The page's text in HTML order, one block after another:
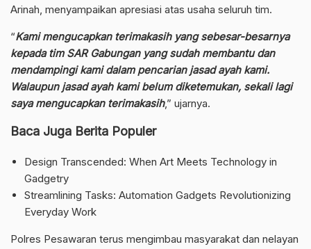
Arinah, menyampaikan apresiasi atas usaha seluruh tim.
“Kami mengucapkan terimakasih yang sebesar-besarnya
kepada tim SAR Gabungan yang sudah membantu dan
mendampingi kami dalam pencarian jasad ayah kami.
Walaupun jasad ayah kami belum diketemukan, sekali lagi
saya mengucapkan terimakasih,” ujarnya.
Baca Juga Berita Populer
Design Transcended: When Art Meets Technology in
Gadgetry
Streamlining Tasks: Automation Gadgets Revolutionizing
Everyday Work
Polres Pesawaran terus mengimbau masyarakat dan nelayan